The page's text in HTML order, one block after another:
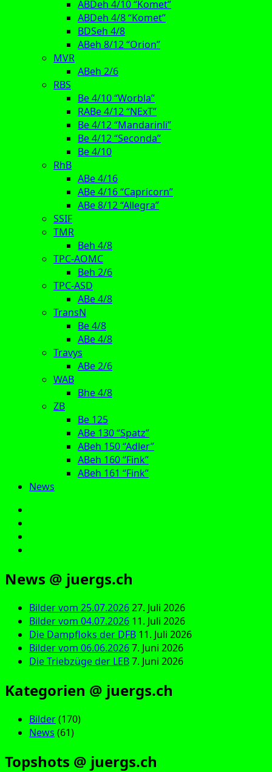
ABDeh 4/10 “Komet”
ABDeh 4/8 “Komet”
BDSeh 4/8
ABeh 8/12 “Orion”
MVR
ABeh 2/6
RBS
Be 4/10 “Worbla”
RABe 4/12 “NExT”
Be 4/12 “Mandarinli”
Be 4/12 “Seconda”
Be 4/10
RhB
ABe 4/16
ABe 4/16 “Capricorn”
ABe 8/12 “Allegra”
SSIF
TMR
Beh 4/8
TPC-AOMC
Beh 2/6
TPC-ASD
ABe 4/8
TransN
Be 4/8
ABe 4/8
Travys
ABe 2/6
WAB
Bhe 4/8
ZB
Be 125
ABe 130 “Spatz”
ABeh 150 “Adler”
ABeh 160 “Fink”
ABeh 161 “Fink”
News
News @ juergs.ch
Bilder vom 25.07.202627. Juli 2026
Bilder vom 04.07.2026 11. Juli 2026
Die Dampfloks der DFB 11. Juli 2026
Bilder vom 06.06.20267. Juni 2026
Die Triebzüge der LEB7. Juni 2026
Kategorien @ juergs.ch
Bilder(170)
News (61)
Topshots @ juergs.ch